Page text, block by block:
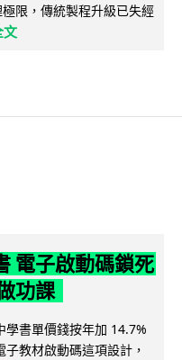
限，傳統製程升級已失經
文
電子啟動碼鎖死
功課
書單價錢按年加 14.7%
教材啟動碼這項設計，